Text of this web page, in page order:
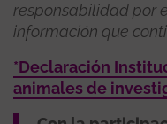
responsabilidad por
información que
*Declaración
animales de